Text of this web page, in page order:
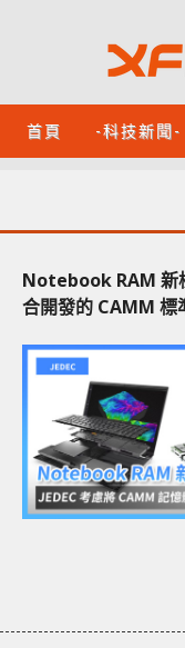
首頁 -科技新聞-
Notebook RAM 新
合開發的 CAMM 標